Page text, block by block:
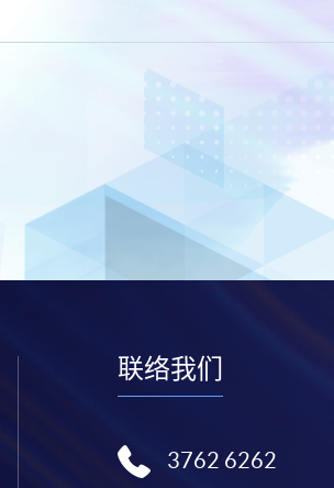
联络我们
3762 6262